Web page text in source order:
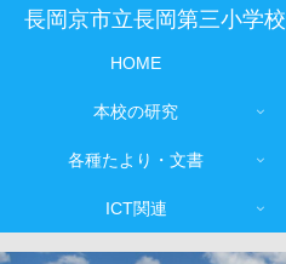
長岡京市立長岡第三小学校
HOME
本校の研究
各種たより・文書
ICT関連